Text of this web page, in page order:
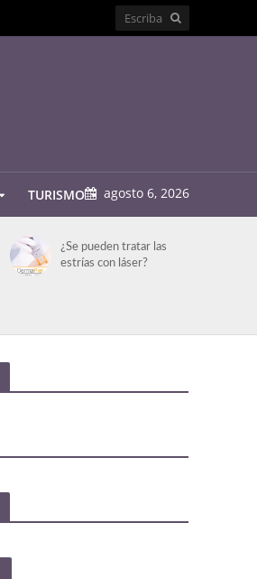
TURISMO agosto 6, 2026
¿Se pueden tratar las
estrías con láser?